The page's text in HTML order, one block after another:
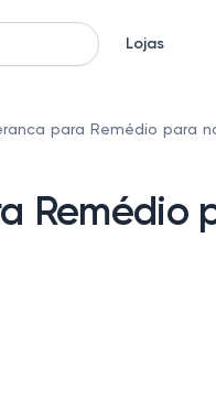
Lojas
para Remédio para
Remédio